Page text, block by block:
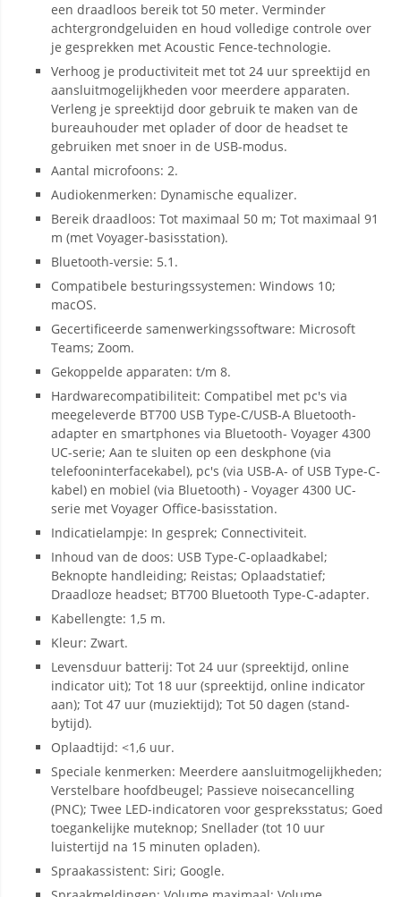
een draadloos bereik tot 50 meter. Verminder
achtergrondgeluiden en houd volledige controle over
je gesprekken met Acoustic Fence-technologie.
Verhoog je productiviteit met tot 24 uur spreektijd en
aansluitmogelijkheden voor meerdere apparaten.
Verleng je spreektijd door gebruik te maken van de
bureauhouder met oplader of door de headset te
gebruiken met snoer in de USB-modus.
Aantal microfoons: 2.
Audiokenmerken: Dynamische equalizer.
Bereik draadloos: Tot maximaal 50 m; Tot maximaal 91
m (met Voyager-basisstation).
Bluetooth-versie: 5.1.
Compatibele besturingssystemen: Windows 10;
macOS.
Gecertificeerde samenwerkingssoftware: Microsoft
Teams; Zoom.
Gekoppelde apparaten: t/m 8.
Hardwarecompatibiliteit: Compatibel met pc's via
meegeleverde BT700 USB Type-C/USB-A Bluetooth-
adapter en smartphones via Bluetooth- Voyager 4300
UC-serie; Aan te sluiten op een deskphone (via
telefooninterfacekabel), pc's (via USB-A- of USB Type-C-
kabel) en mobiel (via Bluetooth) - Voyager 4300 UC-
serie met Voyager Office-basisstation.
Indicatielampje: In gesprek; Connectiviteit.
Inhoud van de doos: USB Type-C-oplaadkabel;
Beknopte handleiding; Reistas; Oplaadstatief;
Draadloze headset; BT700 Bluetooth Type-C-adapter.
Kabellengte: 1,5 m.
Kleur: Zwart.
Levensduur batterij: Tot 24 uur (spreektijd, online
indicator uit); Tot 18 uur (spreektijd, online indicator
aan); Tot 47 uur (muziektijd); Tot 50 dagen (stand-
bytijd).
Oplaadtijd: <1,6 uur.
Speciale kenmerken: Meerdere aansluitmogelijkheden;
Verstelbare hoofdbeugel; Passieve noisecancelling
(PNC); Twee LED-indicatoren voor gespreksstatus; Goed
toegankelijke muteknop; Snellader (tot 10 uur
luistertijd na 15 minuten opladen).
Spraakassistent: Siri; Google.